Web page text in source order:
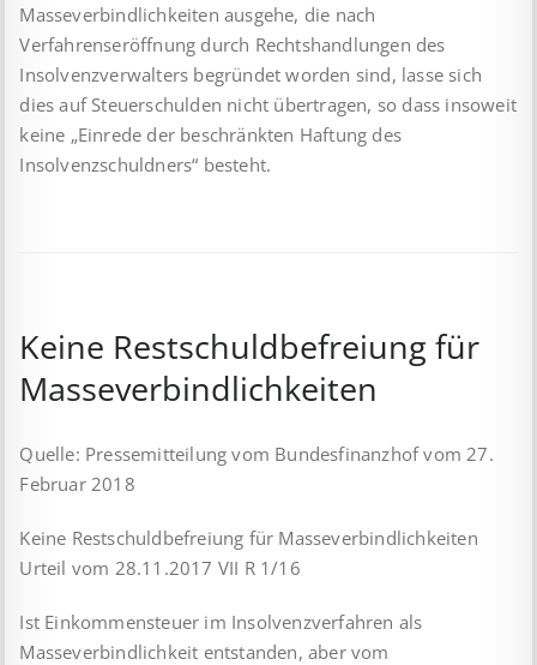
Masseverbindlichkeiten ausgehe, die nach
Verfahrenseröffnung durch Rechtshandlungen des
Insolvenzverwalters begründet worden sind, lasse sich
dies auf Steuerschulden nicht übertragen, so dass insoweit
keine „Einrede der beschränkten Haftung des
Insolvenzschuldners“ besteht.
Keine Restschuldbefreiung für
Masseverbindlichkeiten
Quelle: Pressemitteilung vom Bundesfinanzhof vom 27.
Februar 2018
Keine Restschuldbefreiung für Masseverbindlichkeiten
Urteil vom 28.11.2017 VII R 1/16
Ist Einkommensteuer im Insolvenzverfahren als
Masseverbindlichkeit entstanden, aber vom